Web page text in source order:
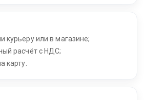
курьеру или в магазине;
расчёт с НДС;
карту.